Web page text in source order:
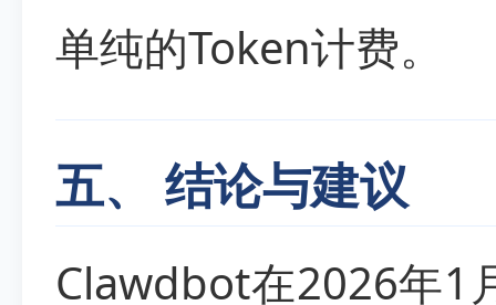
单纯的Token计费。
五、 结论与建议
Clawdbot在2026年1